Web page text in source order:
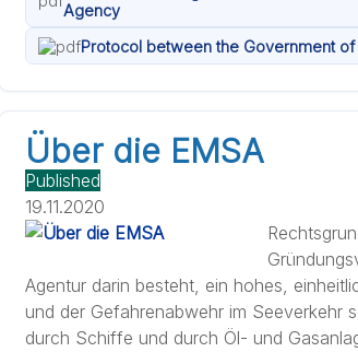
Agency
Protocol between the Government
Über die EMSA
Published
19.11.2020
Agentur darin besteht, ein hohes,
und der Gefahrenabwehr im Seeverkehr
durch Schiffe und durch Öl- und